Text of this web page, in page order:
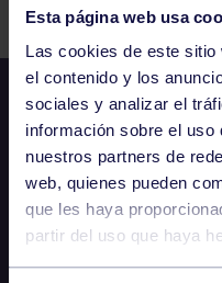
Esta página web usa
Las cookies de este
el contenido y los
sociales y analizar el
información sobre el uso
nuestros partners de
web, quienes pueden
que les haya
partir del uso que haya